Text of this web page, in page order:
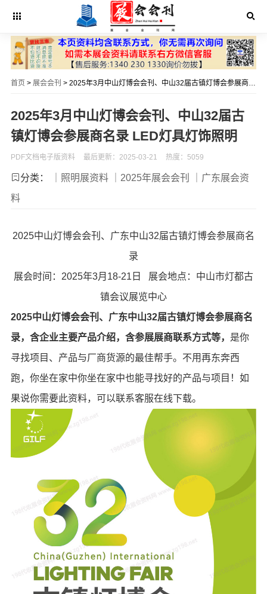
首页 > 展会会刊 > 2025年3月中山灯博会会刊、中山32届古镇灯博会参展商名录 LED灯具灯饰照明
2025年3月中山灯博会会刊、中山32届古
镇灯博会参展商名录 LED灯具灯饰照明
PDF文档电子版资料 最后更新：2025-03-21 热度：5059
分类： ｜照明展资料 ｜2025年展会会刊
｜广东展会资
料
2025中山灯博会会刊、广东中山32届古镇灯博会参展商名
录
展会时间：2025年3月18-21日 展会地点：中山市灯都古
镇会议展览中心
2025中山灯博会会刊、广东中山32届古镇灯博会参展商名
录，含企业主要产品介绍，含参展展商联系方式等， 是你
寻找项目、产品与厂商货源的最佳帮手。不用再东奔西
跑，你坐在家中你坐在家中也能寻找好的产品与项目！如
果说你需要此资料，可以联系客服在线下载。